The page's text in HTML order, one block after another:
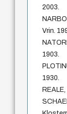
2003.
Vrin.
1903.
1930.